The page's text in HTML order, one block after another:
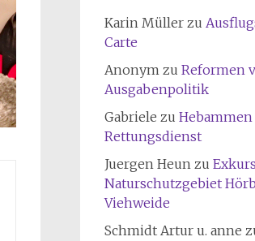
Karin Müllerzu
Carte
Anonymzu Reformen
Ausgabenpolitik
Gabriele zu
Rettungsdienst
Juergen Heunzu
Naturschutzgebiet
Viehweide
Schmidt Artur u. anne